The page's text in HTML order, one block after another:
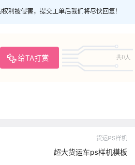
利被侵害，提交工单后我们将尽快回复！
给TA打赏 共0人
货运PS样机
超大货运车ps样机模板